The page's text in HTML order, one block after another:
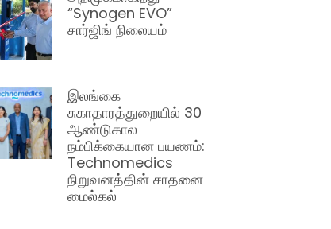
“Synogen EVO”
சார்ஜிங் நிலையம்
இலங்கை
சுகாதாரத்துறையில் 30
ஆண்டுகால
நம்பிக்கையான பயணம்:
Technomedics
நிறுவனத்தின் சாதனை
மைல்கல்